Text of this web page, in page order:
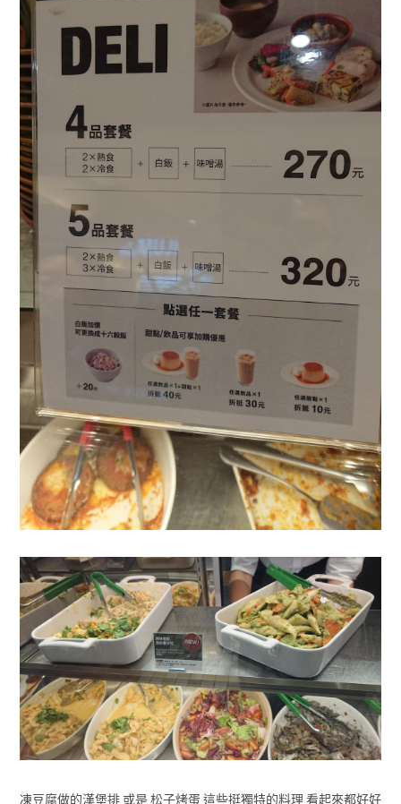
凍豆腐做的漢堡排 或是 松子烤蛋 這些挺獨特的料理 看起來都好好